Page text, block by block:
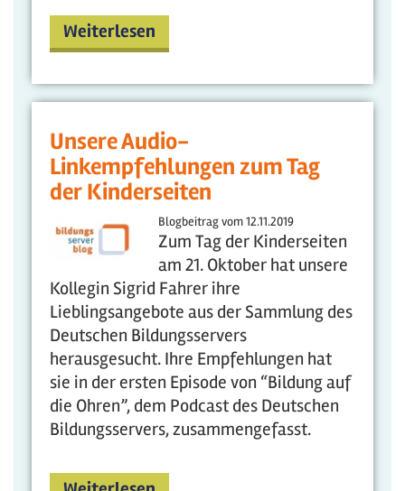
Weiterlesen
Unsere Audio-
Linkempfehlungen zum Tag
der Kinderseiten
Blogbeitrag vom12.11.2019
Zum Tag der Kinderseiten
am 21. Oktober hat unsere
Kollegin Sigrid Fahrer ihre
Lieblingsangebote aus der Sammlung des
Deutschen Bildungsservers
herausgesucht. Ihre Empfehlungen hat
sie in der ersten Episode von “Bildung auf
die Ohren”, dem Podcast des Deutschen
Bildungsservers, zusammengefasst.